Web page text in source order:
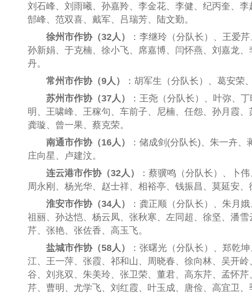
刘石峰、刘雨曦、孙嘉羚、李金花、李健、纪丙奎、
郜峰、范双喜、戴军、吕瑞芳、陆文勤。
徐州市作协（32人） ： 李继玲（分队长）、王爱
孙新娟、于克楠、徐小飞、席嘉博、闫怀燕、刘嘉龙
丹。
常州市作协（9人） ： 胡军生（分队长）、葛安荣
苏州市作协（37人） ： 王尧（分队长）、叶弥、
明、王啸峰、王稼句、车前子、尼楠、任怨、孙月霞
龚璇、曾一果、蔡克荣。
南通市作协（16人 ） ： 储成剑(分队长)、朱一卉、
庄向星、卢建汶。
连云港市作协（32人） ： 蔡骥鸣（分队长）、卜
周永刚、杨光华、赵士祥、相裕亭、钱振昌、莫延安
淮安市作协（34人 ） ： 龚正顺（分队长）、朱月
祖丽、孙达恺、杨云凤、张秋寒、左同超、徐坚、潘
芹、张艳、张佐香、高玉飞。
盐城市作协（58人） ： 张曙光（分队长）、郑乾坤
江、 王一萍、 张霞、 祁和山 、 周晓春、 徐向林、 吴开岭
谷、 刘兆双 、 朱美玲、 张卫荣、 董君、 高东芹、 孟怀芹
芹、 曹明 、 尤学飞、 刘红霞、 叶玉成、 唐俭、 高宜卫 、